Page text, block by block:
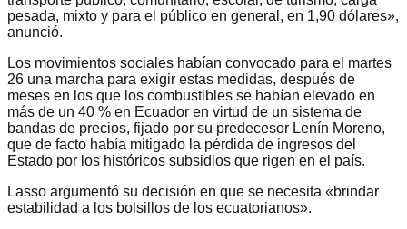
pesada, mixto y para el público en general, en 1,90 dólares»,
anunció.
Los movimientos sociales habían convocado para el martes
26 una marcha para exigir estas medidas, después de
meses en los que los combustibles se habían elevado en
más de un 40 % en Ecuador en virtud de un sistema de
bandas de precios, fijado por su predecesor Lenín Moreno,
que de facto había mitigado la pérdida de ingresos del
Estado por los históricos subsidios que rigen en el país.
Lasso argumentó su decisión en que se necesita «brindar
estabilidad a los bolsillos de los ecuatorianos».